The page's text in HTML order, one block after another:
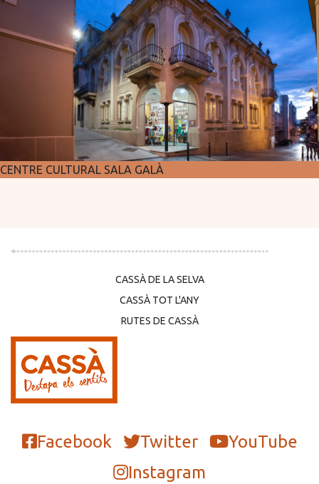
CENTRE CULTURAL SALA GALÀ
CASSÀ DE LA SELVA
CASSÀ TOT L'ANY
RUTES DE CASSÀ
Facebook Twitter
YouTube
Instagram